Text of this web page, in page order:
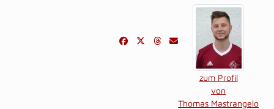
zum Profil
von
Thomas Mastrangelo